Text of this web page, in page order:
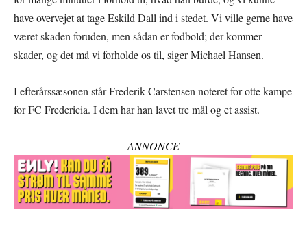
have overvejet at tage Eskild Dall ind i stedet. Vi ville gerne have
været skaden foruden, men sådan er fodbold; der kommer
skader, og det må vi forholde os til, siger Michael Hansen.
I efterårssæsonen står Frederik Carstensen noteret for otte kampe
for FC Fredericia. I dem har han lavet tre mål og et assist.
ANNONCE